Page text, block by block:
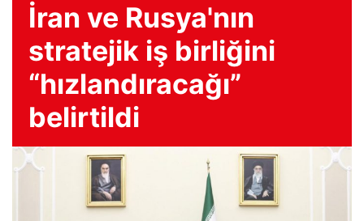
İran ve Rusya'nın
stratejik iş birliğini
“hızlandıracağı”
belirtildi